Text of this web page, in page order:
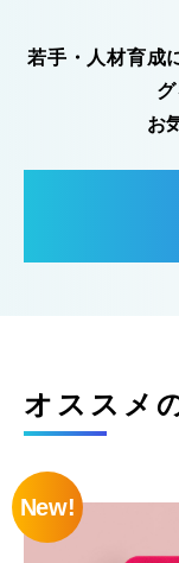
若手・人材育成
お
オススメ
New!